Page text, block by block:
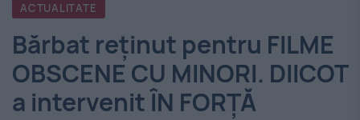
România
-
Evenimentul
Zilei
ACTUALITATE
Bărbat reținut pentru FILME
OBSCENE CU MINORI. DIICOT
a intervenit ÎN FORȚĂ